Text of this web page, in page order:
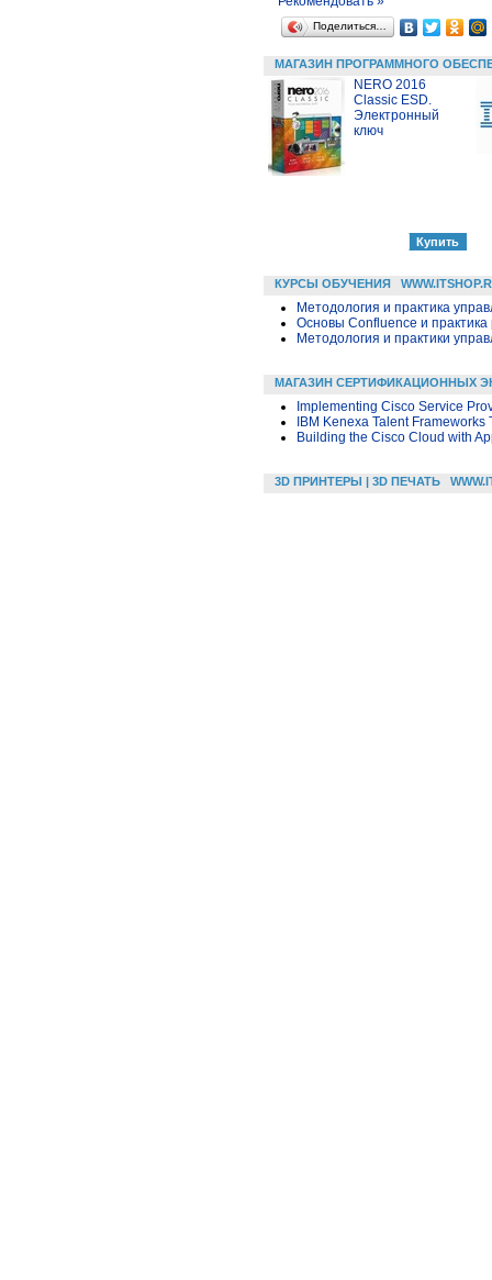
Поделиться…
МАГАЗИН ПРОГРАММНОГО
NERO 2016
Classic ESD.
Электронный
ключ
КУРСЫ ОБУЧЕНИЯ
Методология и практика
Основы Confluence и
Методология и практики
МАГАЗИН СЕРТИФИКАЦИОННЫХ
Implementing Cisco Service
IBM Kenexa Talent Frameworks
Building the Cisco Cloud with
3D ПРИНТЕРЫ | 3D ПЕЧАТЬ